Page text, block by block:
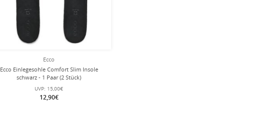
Ecco
Ecco Einlegesohle Comfort Slim Insole
schwarz - 1 Paar (2 Stück)
UVP: 15,00€
12,90€